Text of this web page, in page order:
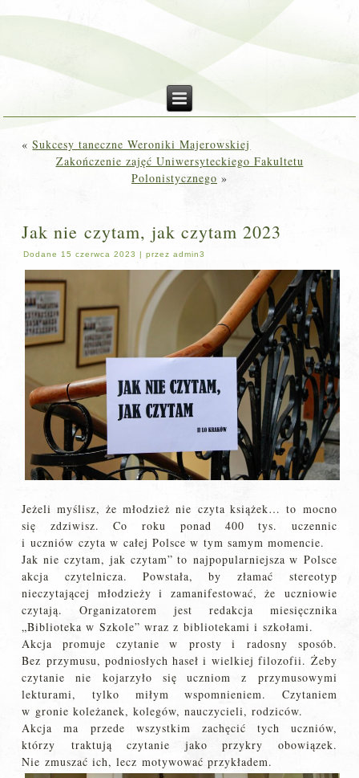
«Sukcesy taneczne Weroniki Majerowskiej
Zakończenie zajęć Uniwersyteckiego Fakultetu
Polonistycznego »
Jak nie czytam, jak czytam 2023
Dodane 15 czerwca 2023 |przez admin3
Jeżeli myślisz, że młodzież nie czyta książek… to mocno
się zdziwisz. Co roku ponad 400 tys. uczennic
i uczniów czyta w całej Polsce w tym samym momencie.
Jak nie czytam, jak czytam” to najpopularniejsza w Polsce
akcja czytelnicza. Powstała, by złamać stereotyp
nieczytającej młodzieży i zamanifestować, że uczniowie
czytają. Organizatorem jest redakcja miesięcznika
„Biblioteka w Szkole” wraz z bibliotekami i szkołami.
Akcja promuje czytanie w prosty i radosny sposób.
Bez przymusu, podniosłych haseł i wielkiej filozofii. Żeby
czytanie nie kojarzyło się uczniom z przymusowymi
lekturami, tylko miłym wspomnieniem. Czytaniem
w gronie koleżanek, kolegów, nauczycieli, rodziców.
Akcja ma przede wszystkim zachęcić tych uczniów,
którzy traktują czytanie jako przykry obowiązek.
Nie zmuszać ich, lecz motywować przykładem.